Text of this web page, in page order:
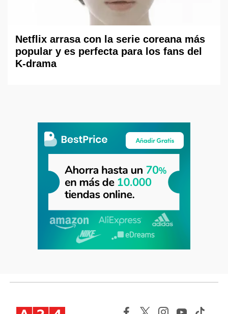
Netflix arrasa con la serie coreana más
popular y es perfecta para los fans del
K-drama